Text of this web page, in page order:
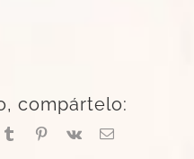
compártelo:
TumblrPinterest
Vk
Correo